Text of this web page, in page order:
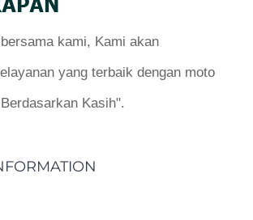
kami, Kami akan
yang terbaik dengan moto
Kasih".